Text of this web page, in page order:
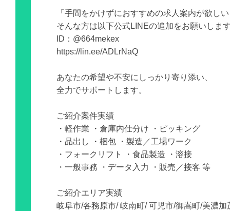
「手間をかけずにおすすめの求人案内が欲し
そんな方は以下公式LINEの追加をお願いしま
ID：@664mekex
https://lin.ee/ADLrNaQ
あなたの希望や不安にしっかり寄り添い、
全力でサポートします。
ご紹介案件実績
・軽作業 ・倉庫内仕分け ・ピッキング
・品出し ・梱包 ・製造／工場ワーク
・フォークリフト ・食品製造 ・溶接
・一般事務 ・データ入力 ・販売／接客 等
ご紹介エリア実績
岐阜市/各務原市/ 岐南町/ 可児市/御嵩町/美濃加